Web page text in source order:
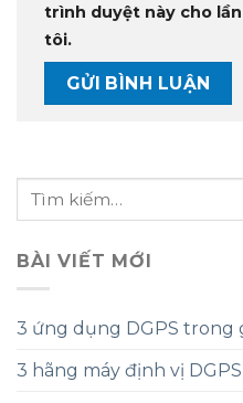
trình duyệt này cho
tôi.
BÀI VIẾT MỚI
3 ứng dụng DGPS trong
3 hãng máy định vị